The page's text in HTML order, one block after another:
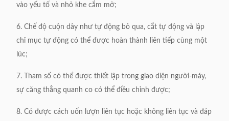
vào yếu tố và nhỏ khe cắm mở;
6. Chế độ cuộn dây như tự động bỏ qua, cắt tự động và lập
chỉ mục tự động có thể được hoàn thành liên tiếp cùng một
lúc;
7. Tham số có thể được thiết lập trong giao diện người-máy,
sự căng thẳng quanh co có thể điều chỉnh được;
8. Có được cách uốn lượn liên tục hoặc không liên tục và đáp